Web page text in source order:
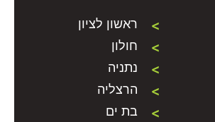
ראשון לציון
חולון
נתניה
הרצליה
בת ים